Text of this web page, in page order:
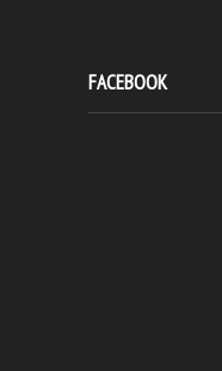
FACEBOOK